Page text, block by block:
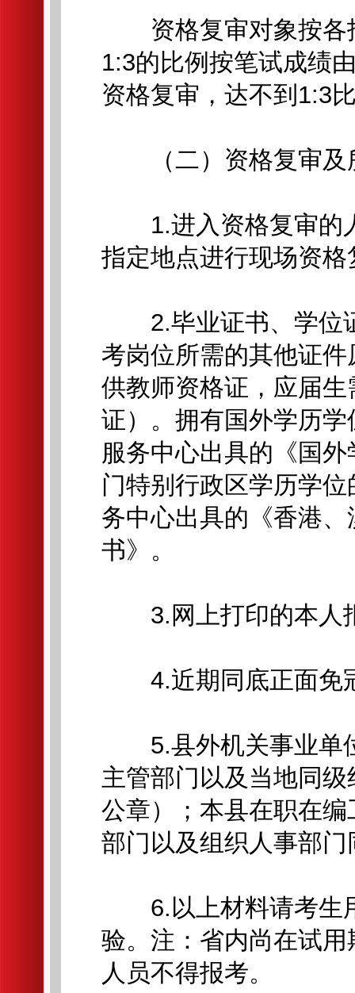
资格复审对象按各
1:3的比例按笔试成绩
资格复审，达不到1:3
（二）资格复审及
1.进入资格复审的
指定地点进行现场资格
2.毕业证书、学位
考岗位所需的其他证
供教师资格证，应届
证）。拥有国外学历
服务中心出具的《国
门特别行政区学历学
务中心出具的《香港
书》。
3.网上打印的本人
4.近期同底正面免
5.县外机关事业单
主管部门以及当地同
公章）；本县在职在
部门以及组织人事部
6.以上材料请考生
验。注：省内尚在试
人员不得报考。